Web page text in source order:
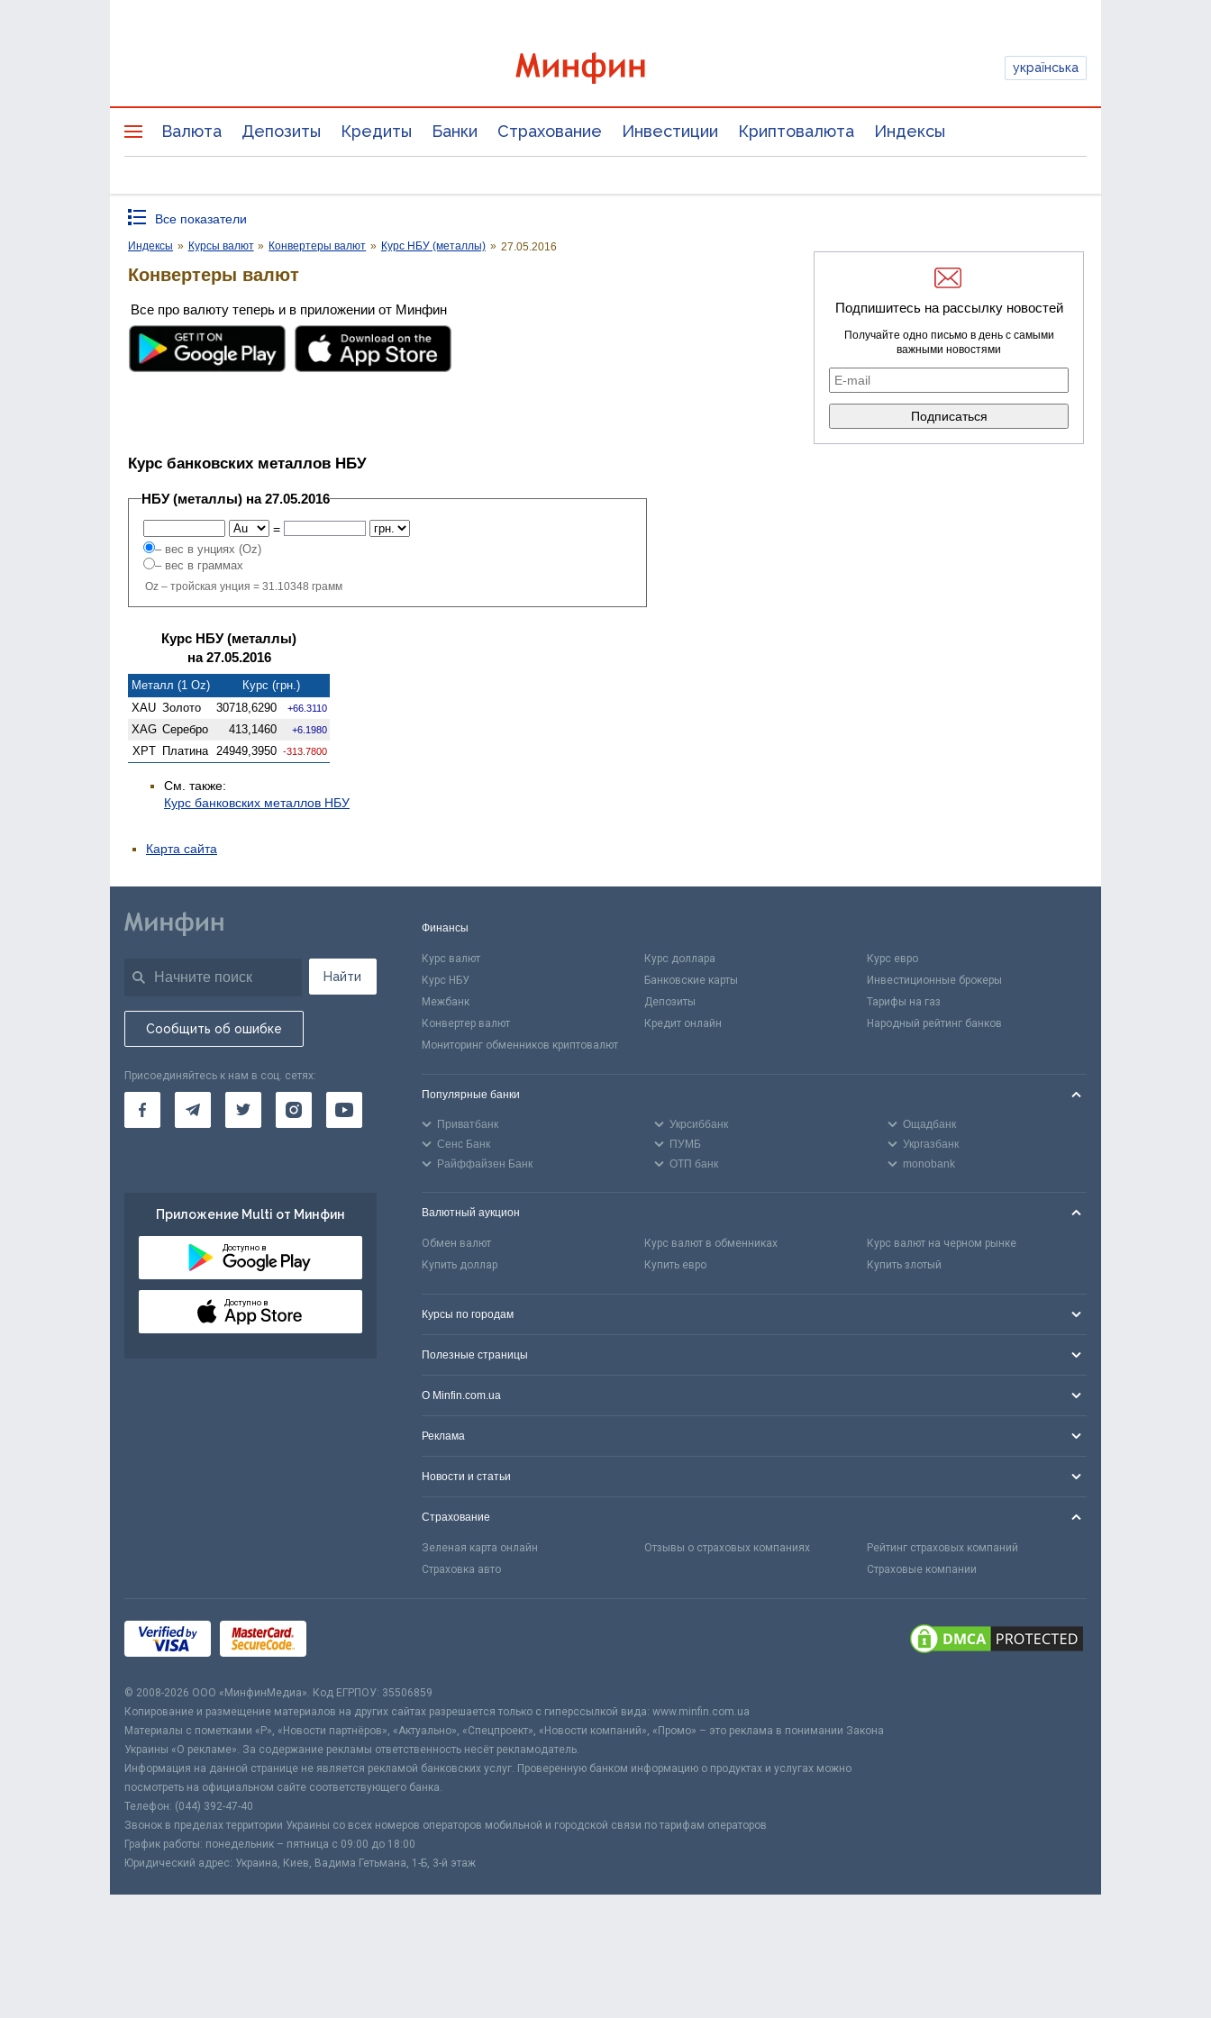
українська
Валюта Депозиты Кредиты Банки Страхование Инвестиции Криптовалюта Индексы
Все показатели
Индексы » Курсы валют » Конвертеры валют » Курс НБУ (металлы) » 27.05.2016
Конвертеры валют
Все про валюту теперь и в приложении от Минфин
Курс банковских металлов НБУ
НБУ (металлы) на 27.05.2016
=
– вес в унциях (Oz)
– вес в граммах
Oz – тройская унция = 31.10348 грамм
Курс НБУ (металлы)
на 27.05.2016
Металл (1 Oz)
Курс (грн.)
XAU Золото 30718,6290 +66.3110
XAG Серебро 413,1460 +6.1980
XPT Платина 24949,3950 -313.7800
См. также:
Курс банковских металлов НБУ
Подпишитесь на рассылку новостей
Получайте одно письмо в день с самыми
важными новостями
Карта сайта
Найти
Сообщить об ошибке
Присоединяйтесь к нам в соц. сетях:
Приложение Multi от Минфин
Доступно в
Доступно в
Финансы
Курс валют Курс доллара
Курс евро
Курс НБУ
Банковские карты
Инвестиционные брокеры
Межбанк
Депозиты
Тарифы на газ
Конвертер валют
Кредит онлайн
Народный рейтинг банков
Мониторинг обменников криптовалют
Популярные банки
Приватбанк Укрсиббанк
Ощадбанк
Сенс Банк
ПУМБ
Укргазбанк
Райффайзен Банк
ОТП банк monobank
Валютный аукцион
Обмен валют Курс валют в обменниках
Курс валют на черном рынке
Купить доллар
Купить евро Купить злотый
Курсы по городам
Полезные страницы
О Minfin.com.ua
Реклама
Новости и статьи
Страхование
Зеленая карта онлайн Отзывы о страховых компаниях
Рейтинг страховых компаний
Страховка авто
Страховые компании
© 2008-2026 ООО «МинфинМедиа». Код ЕГРПОУ: 35506859
Копирование и размещение материалов на других сайтах разрешается только с гиперссылкой вида: www.minfin.com.ua
Материалы с пометками «Р», «Новости партнёров», «Актуально», «Спецпроект», «Новости компаний», «Промо» – это реклама в понимании Закона
Украины «О рекламе». За содержание рекламы ответственность несёт рекламодатель.
Информация на данной странице не является рекламой банковских услуг. Проверенную банком информацию о продуктах и услугах можно
посмотреть на официальном сайте соответствующего банка.
Телефон: (044) 392-47-40
Звонок в пределах территории Украины со всех номеров операторов мобильной и городской связи по тарифам операторов
График работы: понедельник – пятница с 09:00 до 18:00
Юридический адрес: Украина, Киев, Вадима Гетьмана, 1-Б, 3-й этаж